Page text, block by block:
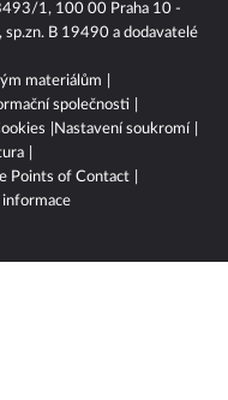
1, 100 00 Praha 10 -
B 19490 a dodavatelé
materiálům
společnosti
Nastavení soukromí
Points of Contact
informace